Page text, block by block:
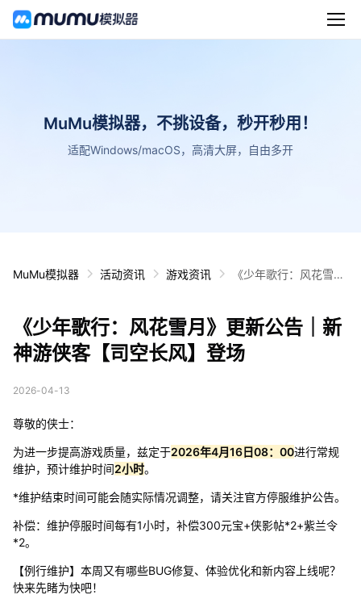
MuMu模拟器，不挑设备，秒开秒用！
适配Windows/macOS，高清大屏，自由多开
MuMu模拟器 活动资讯 游戏资讯
《少年歌行：风花雪
《少年歌行：风花雪月》更新公告｜新
神游侠客【司空长风】登场
2026-04-13
尊敬的侠士：
为进一步提高游戏质量，兹定于2026年4月16日08：00进行常规
维护，预计维护时间2小时。
*维护结束时间可能会随实际情况调整，请关注官方停服维护公告。
补偿：维护停服时间每有1小时，补偿300元宝+侠影帖*2+紫兰令
*2。
【例行维护】本周又有哪些BUG修复、体验优化和新内容上线呢？
快来先睹为快吧！